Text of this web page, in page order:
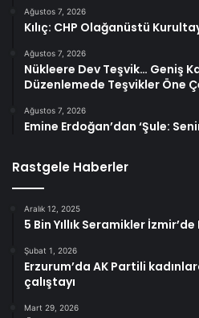
Ağustos 7, 2026
Kılıç: CHP Olağanüstü
Ağustos 7, 2026
Nükleere Dev Teşvik… Geniş
Düzenlemede Teşvikler Öne
Ağustos 7, 2026
Emine Erdoğan’dan ‘Şule:
Rastgele Haberler
Aralık 12, 2025
5 Bin Yıllık Seramikler
Şubat 1, 2026
Erzurum’da AK Partili
çalıştayı
Mart 29, 2026